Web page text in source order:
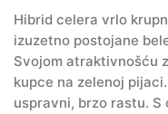
Hibrid celera vrlo
izuzetno postojane
Svojom atraktivnošću
kupce na zelenoj
uspravni, brzo rastu.